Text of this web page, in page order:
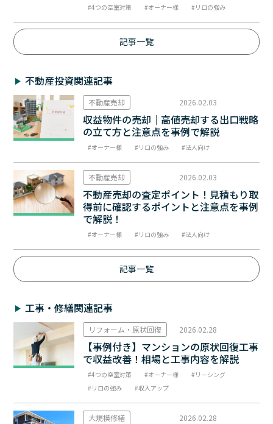
4つの空室対策 オーナー様 リロの強み
記事一覧
不動産投資関連記事
不動産売却 2026.02.03
収益物件の売却｜高値売却する出口戦略
の立て方と注意点を事例で解説
オーナー様 リロの強み 法人向け
不動産売却 2026.02.03
不動産売却の査定ポイント！見積もり取
得前に確認するポイントと注意点を事例
で解説！
オーナー様 リロの強み 法人向け
記事一覧
工事・修繕関連記事
リフォーム・原状回復 2026.02.28
【事例付き】マンションの原状回復工事
で収益改善！相場と工事内容を解説
4つの空室対策 オーナー様
リーシング
リロの強み
収入アップ
大規模修繕 2026.02.28